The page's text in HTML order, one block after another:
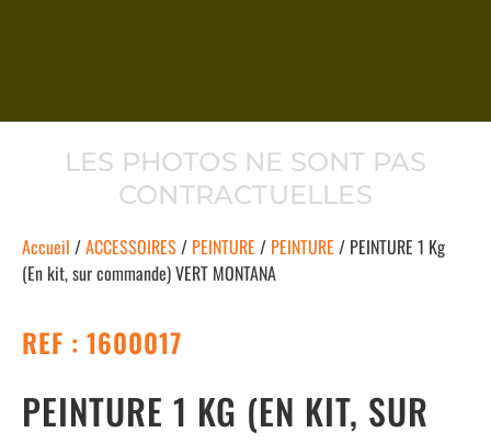
LES PHOTOS NE SONT PAS
CONTRACTUELLES
Accueil /ACCESSOIRES/ PEINTURE / PEINTURE / PEINTURE 1 Kg
(En kit, sur commande) VERT MONTANA
REF : 1600017
PEINTURE 1 KG (EN KIT, SUR